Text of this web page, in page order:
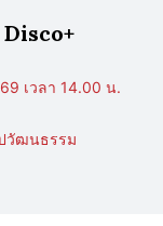
เวลา 14.00 น.
วัฒนธรรม